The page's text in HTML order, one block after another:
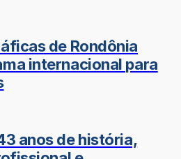
de Rondônia
internacional para
anos de história,